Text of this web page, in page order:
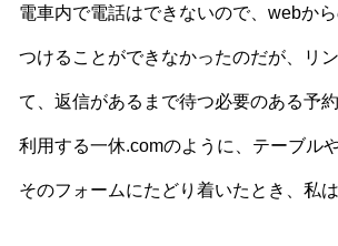
電車内で電話はできないので、webか
つけることができなかったのだが、リ
て、返信があるまで待つ必要のある予
利用する一休.comのように、テーブル
そのフォームにたどり着いたとき、私は